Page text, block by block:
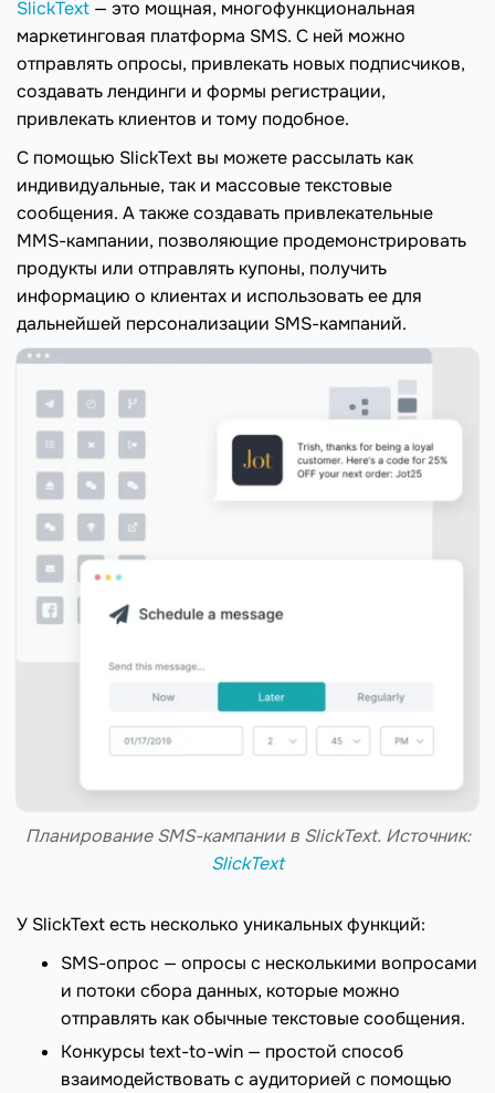
SlickText — это мощная, многофункциональная
маркетинговая платформа SMS. С ней можно
отправлять опросы, привлекать новых подписчиков,
создавать лендинги и формы регистрации,
привлекать клиентов и тому подобное.
С помощью SlickText вы можете рассылать как
индивидуальные, так и массовые текстовые
сообщения. А также создавать привлекательные
MMS-кампании, позволяющие продемонстрировать
продукты или отправлять купоны, получить
информацию о клиентах и использовать ее для
дальнейшей персонализации SMS-кампаний.
Планирование SMS-кампании в SlickText. Источник:
SlickText
У SlickText есть несколько уникальных функций:
SMS-опрос — опросы с несколькими вопросами
и потоки сбора данных, которые можно
отправлять как обычные текстовые сообщения.
Конкурсы text-to-win — простой способ
взаимодействовать с аудиторией с помощью